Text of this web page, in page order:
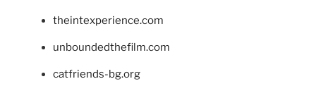
theintexperience.com
unboundedthefilm.com
catfriends-bg.org